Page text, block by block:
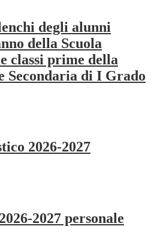
degli alunni
della Scuola
classi prime della
Secondaria di I Grado
2026-2027
2027 personale